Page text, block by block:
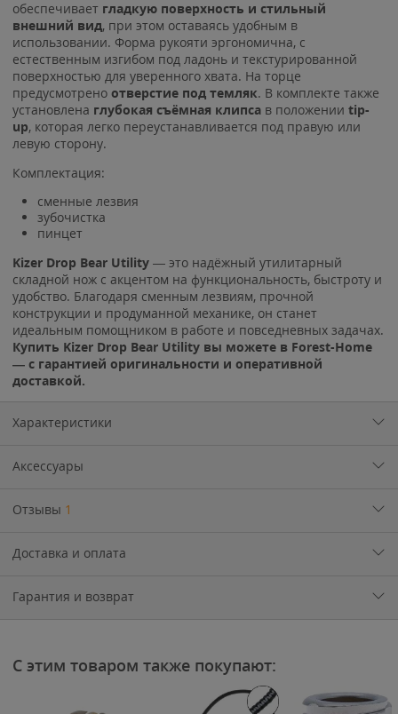
обеспечивает гладкую поверхность и стильный
внешний вид, при этом оставаясь удобным в
использовании. Форма рукояти эргономична, с
естественным изгибом под ладонь и текстурированной
поверхностью для уверенного хвата. На торце
предусмотрено отверстие под темляк. В комплекте также
установлена глубокая съёмная клипса в положении tip-
up, которая легко переустанавливается под правую или
левую сторону.
Комплектация:
сменные лезвия
зубочистка
пинцет
Kizer Drop Bear Utility — это надёжный утилитарный
складной нож с акцентом на функциональность, быстроту и
удобство. Благодаря сменным лезвиям, прочной
конструкции и продуманной механике, он станет
идеальным помощником в работе и повседневных задачах.
Купить Kizer Drop Bear Utility вы можете в Forest-Home
— с гарантией оригинальности и оперативной
доставкой.
Характеристики
Аксессуары
Отзывы 1
Доставка и оплата
Гарантия и возврат
С этим товаром также покупают: